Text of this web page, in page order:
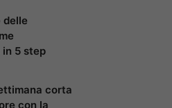
delle
5 step
corta
con la